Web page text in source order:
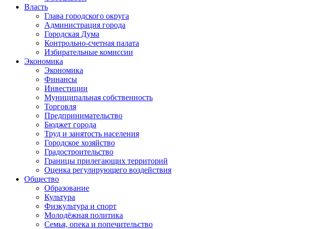
Власть
Глава городского округа
Администрация города
Городская Дума
Контрольно-счетная палата
Избирательные комиссии
Экономика
Экономика
Финансы
Инвестиции
Муниципальная собственность
Торговля
Предпринимательство
Бюджет города
Труд и занятость населения
Городское хозяйство
Градостроительство
Границы прилегающих территорий
Оценка регулирующего воздействия
Общество
Образование
Культура
Физкультура и спорт
Молодёжная политика
Семья, опека и попечительство